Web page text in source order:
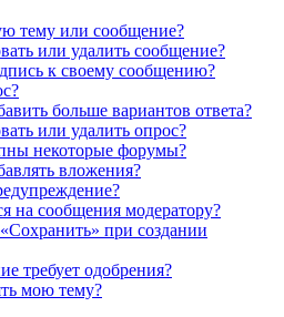
тему или сообщение?
или удалить сообщение?
к своему сообщению?
больше вариантов ответа?
или удалить опрос?
некоторые форумы?
вложения?
на сообщения модератору?
при создании
требует одобрения?
мою тему?